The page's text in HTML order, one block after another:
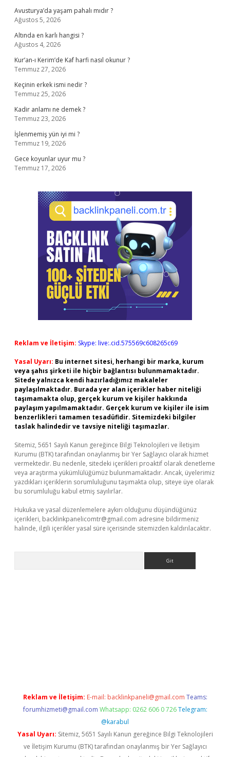
Avusturya’da yaşam pahalı mıdır ?
Ağustos 5, 2026
Altında en karlı hangisi ?
Ağustos 4, 2026
Kur’an-ı Kerim’de Kaf harfi nasıl okunur ?
Temmuz 27, 2026
Keçinin erkek ismi nedir ?
Temmuz 25, 2026
Kadir anlamı ne demek ?
Temmuz 23, 2026
İşlenmemiş yün iyi mi ?
Temmuz 19, 2026
Gece koyunlar uyur mu ?
Temmuz 17, 2026
Reklam ve İletişim: Skype: live:.cid.575569c608265c69
Yasal Uyarı: Bu internet sitesi, herhangi bir marka, kurum
veya şahıs şirketi ile hiçbir bağlantısı bulunmamaktadır.
Sitede yalnızca kendi hazırladığımız makaleler
paylaşılmaktadır. Burada yer alan içerikler haber niteliği
taşımamakta olup, gerçek kurum ve kişiler hakkında
paylaşım yapılmamaktadır. Gerçek kurum ve kişiler ile isim
benzerlikleri tamamen tesadüfidir. Sitemizdeki bilgiler
taslak halindedir ve tavsiye niteliği taşımazlar.
Sitemiz, 5651 Sayılı Kanun gereğince Bilgi Teknolojileri ve İletişim
Kurumu (BTK) tarafından onaylanmış bir Yer Sağlayıcı olarak hizmet
vermektedir. Bu nedenle, sitedeki içerikleri proaktif olarak denetleme
veya araştırma yükümlülüğümüz bulunmamaktadır. Ancak, üyelerimiz
yazdıkları içeriklerin sorumluluğunu taşımakta olup, siteye üye olarak
bu sorumluluğu kabul etmiş sayılırlar.
Hukuka ve yasal düzenlemelere aykırı olduğunu düşündüğünüz
içerikleri, backlinkpanelicomtr@gmail.com adresine bildirmeniz
halinde, ilgili içerikler yasal süre içerisinde sitemizden kaldırılacaktır.
Reklam ve İletişim: E-mail: backlinkpaneli@gmail.com Teams:
forumhizmeti@gmail.com Whatsapp: 0262 606 0 726 Telegram:
@karabul
Yasal Uyarı: Sitemiz, 5651 Sayılı Kanun gereğince Bilgi Teknolojileri
ve İletişim Kurumu (BTK) tarafından onaylanmış bir Yer Sağlayıcı